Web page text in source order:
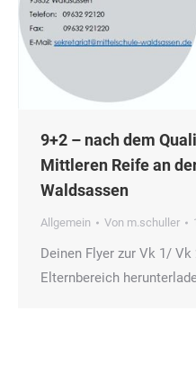
9+2 – nach dem
Mittleren Reife an
Waldsassen
Allgemein Von m.schuller
Deinen Flyer zur Vk 1/
Elternbereich